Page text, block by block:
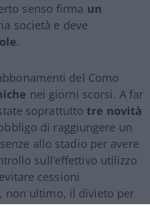
senso firma un
società e deve
.
del Como
nei giorni scorsi. A far
soprattutto tre novità
di raggiungere un
allo stadio per avere
sull’effettivo utilizzo
cessioni
non ultimo, il divieto per